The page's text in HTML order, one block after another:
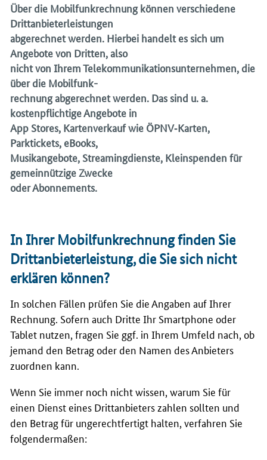
Über die Mobilfunkrechnung können verschiedene
Drittanbieterleistungen
abgerechnet werden. Hierbei handelt es sich um
Angebote von Dritten, also
nicht von Ihrem Telekommunikationsunternehmen, die
über die Mobilfunk-
rechnung abgerechnet werden. Das sind u. a.
kostenpflichtige Angebote in
App Stores, Kartenverkauf wie ÖPNV‐Karten,
Parktickets, eBooks,
Musikangebote, Streamingdienste, Kleinspenden für
gemeinnützige Zwecke
oder Abonnements.
In Ihrer Mobilfunkrechnung finden Sie
Drittanbieterleistung, die Sie sich nicht
erklären können?
In solchen Fällen prüfen Sie die Angaben auf Ihrer
Rechnung. Sofern auch Dritte Ihr Smartphone oder
Tablet nutzen, fragen Sie ggf. in Ihrem Umfeld nach, ob
jemand den Betrag oder den Namen des Anbieters
zuordnen kann.
Wenn Sie immer noch nicht wissen, warum Sie für
einen Dienst eines Drittanbieters zahlen sollten und
den Betrag für ungerechtfertigt halten, verfahren Sie
folgendermaßen: